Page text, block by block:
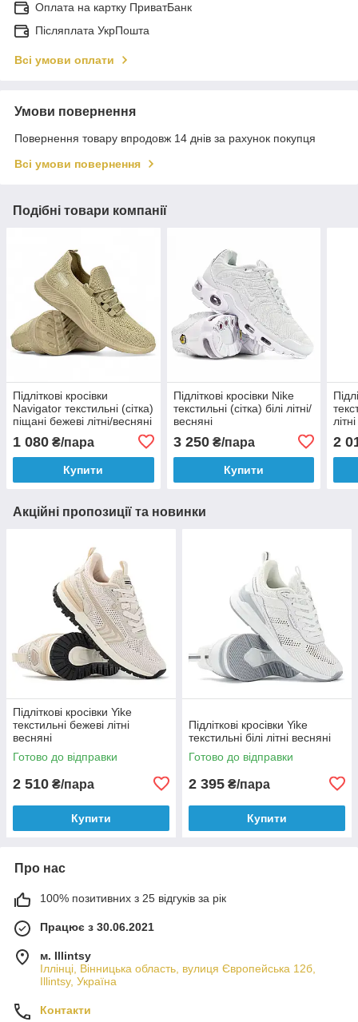
Оплата на картку ПриватБанк
Післяплата УкрПошта
Всі умови оплати
Умови повернення
Повернення товару впродовж 14 днів за рахунок покупця
Всі умови повернення
Подібні товари компанії
Підліткові кросівки
Navigator текстильні (сітка)
піщані бежеві літні/весняні
1 080 ₴/пара
Купити
Підліткові кросівки Nike
текстильні (сітка) білі літні/
весняні
3 250₴/пара
Купити
літні
2
Акційні пропозиції та новинки
Підліткові кросівки Yike
текстильні бежеві літні
весняні
Готово до відправки
2 510 ₴/пара
Купити
Підліткові кросівки Yike
текстильні білі літні весняні
Готово до відправки
2 395 ₴/пара
Купити
Про нас
100% позитивних з 25 відгуків за рік
Працює з 30.06.2021
м. Illintsy
Іллінці, Вінницька область, вулиця Європейська 12б,
Illintsy, Україна
Контакти